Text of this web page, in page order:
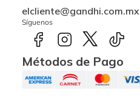
elcliente@gandhi.com.mx
Síguenos
Métodos de Pago